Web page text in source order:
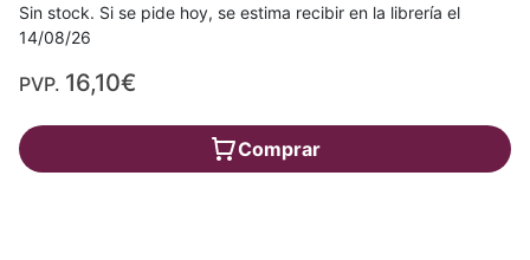
Sin stock. Si se pide hoy, se estima recibir en la librería el
14/08/26
PVP. 16,10€
Comprar